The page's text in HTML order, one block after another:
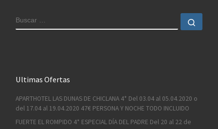
BUSCAR
Ultimas Ofertas
APARTHOTEL LAS DUNAS DE CHICLANA 4* Del 03.04 al 05.04.2020 o
del 17.04 al 19.04.2020 47€ PERSONA Y NOCHE TODO INCLUIDO
FUERTE EL ROMPIDO 4* ESPECIAL DÍA DEL PADRE Del 20 al 22 de